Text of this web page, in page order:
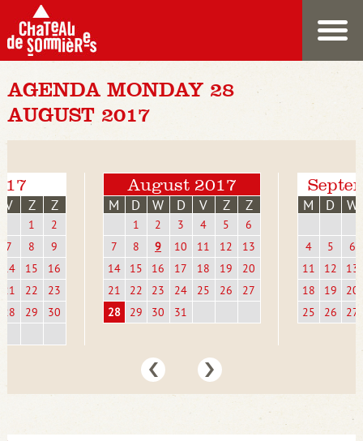
AGENDA MONDAY 28
AUGUST 2017
V Z Z
1
2
7
8
9
14
15
16
21
22
23
28
29 30
August 2017
M D W D V Z Z
1 2 3 4 5
6
7
8 9 10 11 12
13
14
15 16 17 18 19
20
21
22 23 24 25 26
27
28
29 30 31
M D W
4 5
6
11
12
13
18
19
20
25
26 27